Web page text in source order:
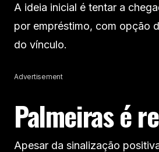
A ideia inicial é tentar a
por empréstimo, com opção
do vínculo.
Advertisement
Palmeiras é
Apesar da sinalização